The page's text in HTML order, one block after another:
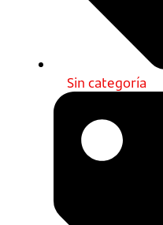
Sin categoría